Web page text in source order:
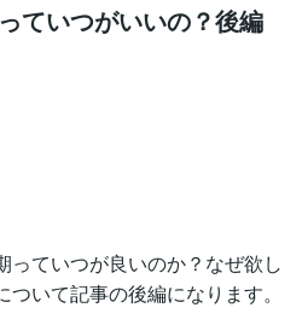
ていつがいいの？後編
っていつが良いのか？なぜ欲し
いて記事の後編になります。